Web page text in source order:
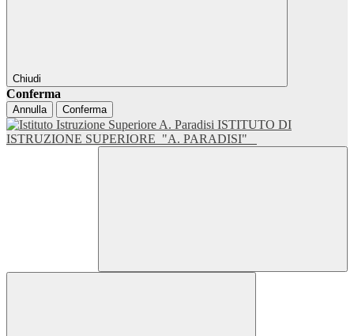
Chiudi
Conferma
Annulla Conferma
ISTITUTO DI
ISTRUZIONE SUPERIORE "A. PARADISI"